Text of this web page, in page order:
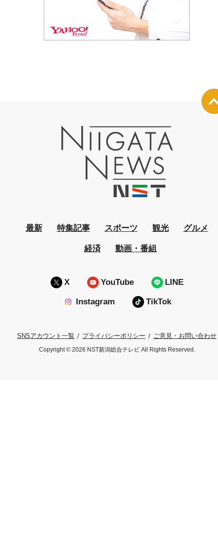
最新 特集記事 スポーツ 観光 グルメ
経済 動画・番組
X YouTube LINE
Instagram TikTok
SNSアカウント一覧 プライバシーポリシー ご意見・お問い合わせ
Copyright © 2026 NST新潟総合テレビ All Rights Reserved.